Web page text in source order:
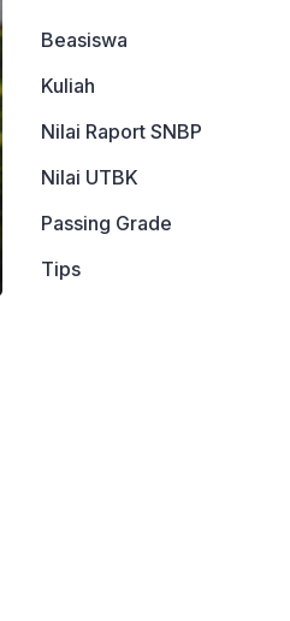
Beasiswa
Kuliah
Nilai Raport SNBP
Nilai UTBK
Passing Grade
Tips